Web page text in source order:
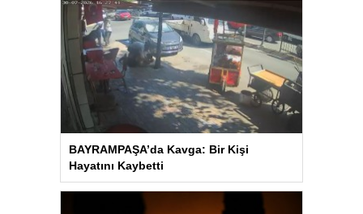
BAYRAMPAŞA’da Kavga: Bir Kişi
Hayatını Kaybetti